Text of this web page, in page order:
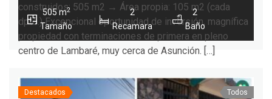
construidos: 505 m2 → Área propia: 105 m2 (cada
dpto.) Excepcional oportunidad de inversión, magnífica
propiedad con terminaciones de primera en pleno
centro de Lambaré, muy cerca de Asunción. […]
505 m2
Tamaño
2
Recamara
2
Baño
Destacados
Todos